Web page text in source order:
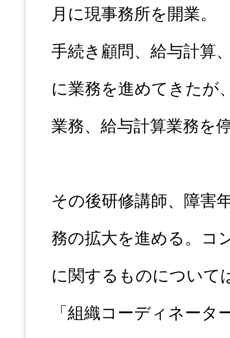
月に現事務所を開業。
手続き顧問、給与計算
に業務を進めてきたが
業務、給与計算業務を
その後研修講師、障害
務の拡大を進める。コ
に関するものについて
「組織コーディネー